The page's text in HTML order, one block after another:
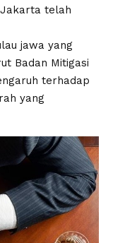
telah
jawa yang
Badan Mitigasi
terhadap
yang